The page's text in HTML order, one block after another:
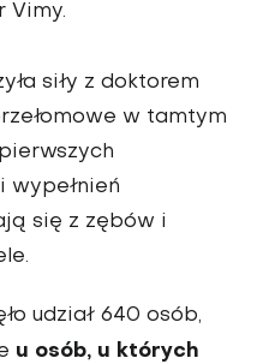
Vimy.
siły z doktorem
w tamtym
wypełnień
się z zębów i
udział 640 osób,
u osób, u których